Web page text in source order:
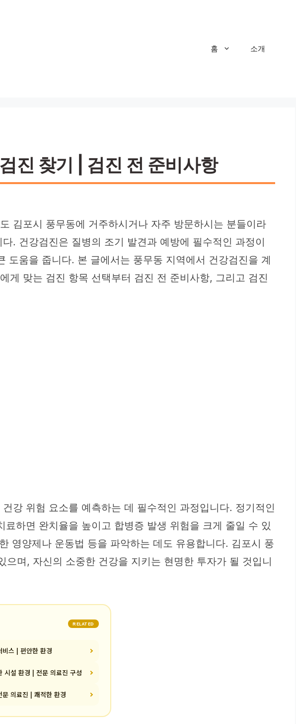
홈 소개
진 찾기 | 검진 전 준비사항
김포시 풍무동에 거주하시거나 자주 방문하시는 분들이라
. 건강검진은 질병의 조기 발견과 예방에 필수적인 과정이
움을 줍니다. 본 글에서는 풍무동 지역에서 건강검진을 계
게 맞는 검진 항목 선택부터 검진 전 준비사항, 그리고 검진
강 위험 요소를 예측하는 데 필수적인 과정입니다. 정기적인
하면 완치율을 높이고 합병증 발생 위험을 크게 줄일 수 있
영양제나 운동법 등을 파악하는 데도 유용합니다. 김포시 풍
며, 자신의 소중한 건강을 지키는 현명한 투자가 될 것입니
RELATED
스 | 편안한 환경
시설 환경 | 전문 의료진 구성
의료진 | 쾌적한 환경